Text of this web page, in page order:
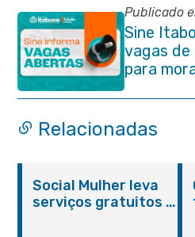
Publicado
Sine
vagas de
para
Relacionadas
Social Mulher leva
serviços gratuitos à